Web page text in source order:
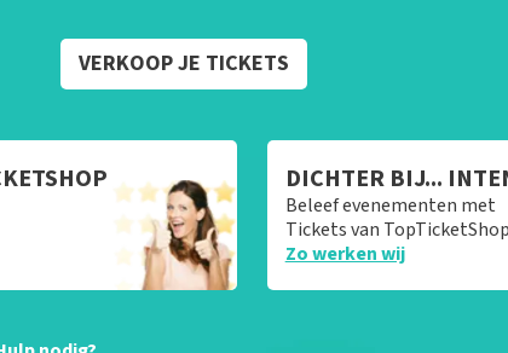
VERKOOP JE TICKETS
DICHTER BIJ...
Beleef evenementen met
Tickets van
Zo werken wij